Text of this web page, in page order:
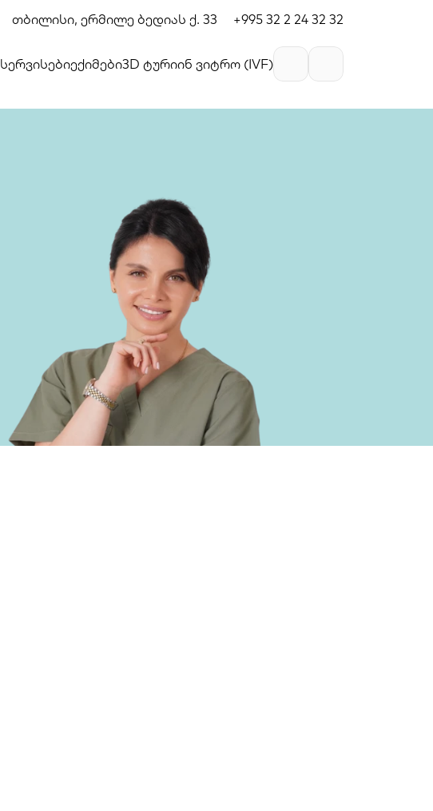
თბილისი, ერმილე ბედიას ქ. 33 +995 32 2 24 32 32
სერვისებიექიმები3D ტურიინ ვიტრო (IVF)